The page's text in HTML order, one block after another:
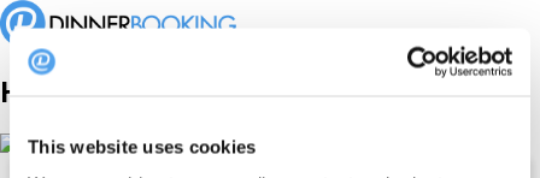
This website uses cookies
Hanki kaikki tiedot vain 30 minuutissa!